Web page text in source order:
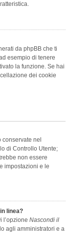
da phpBB che ti
esempio di tenere
la funzione. Se hai
dei cookie
nel
di Controllo Utente;
non essere
impostazioni e le
linea?
l’opzione Nascondi il
agli amministratori e a